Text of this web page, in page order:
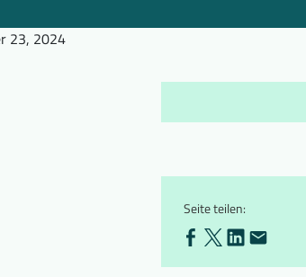
23, 2024
Seite teilen: